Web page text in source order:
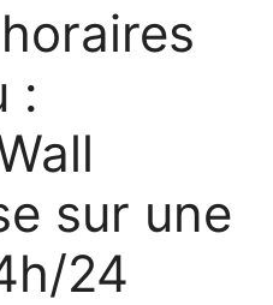
:
sur une
24